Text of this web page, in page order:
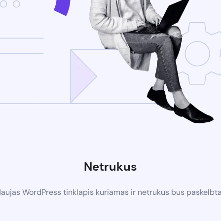
Netrukus
WordPress tinklapis kuriamas ir netrukus bus